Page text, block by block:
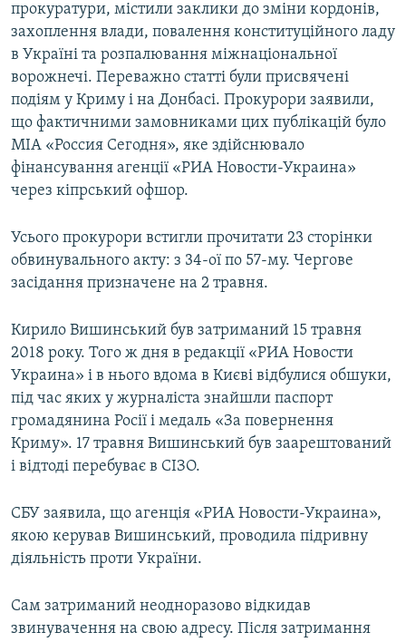
прокуратури, містили заклики до зміни кордонів,
захоплення влади, повалення конституційного ладу
в Україні та розпалювання міжнаціональної
ворожнечі. Переважно статті були присвячені
подіям у Криму і на Донбасі. Прокурори заявили,
що фактичними замовниками цих публікацій було
МІА «Россия Сегодня», яке здійснювало
фінансування агенції «РИА Новости-Украина»
через кіпрський офшор.
Усього прокурори встигли прочитати 23 сторінки
обвинувального акту: з 34-ої по 57-му. Чергове
засідання призначене на 2 травня.
Кирило Вишинський був затриманий 15 травня
2018 року. Того ж дня в редакції «РИА Новости
Украина» і в нього вдома в Києві відбулися обшуки,
під час яких у журналіста знайшли паспорт
громадянина Росії і медаль «За повернення
Криму». 17 травня Вишинський був заарештований
і відтоді перебуває в СІЗО.
СБУ заявила, що агенція «РИА Новости-Украина»,
якою керував Вишинський, проводила підривну
діяльність проти України.
Сам затриманий неодноразово відкидав
звинувачення на свою адресу. Після затримання